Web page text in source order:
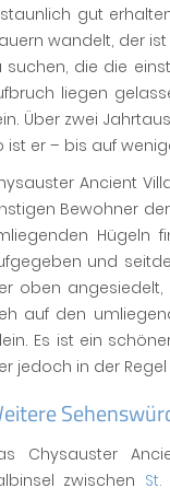
gut
wandelt, der
suchen, die die
liegen
Über zwei
ist er – bis auf
Ancient
Bewohner
Hügeln
und
oben
auf den
Es ist ein
jedoch in der
Chysauster
zwischen St.